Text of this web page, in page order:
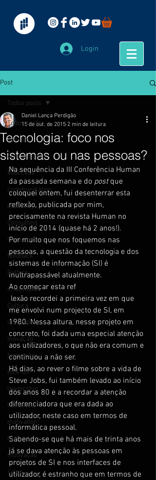
Login
Post
Todos posts
#people
comunicação
#success
communication
creativity
consulting
consultoria
feedback
Culture
criatividade
Cultura
innovation
inovação
formação
Kick-off
leadership
liderança
motivation
NLP
motivação
sales
Todos posts
Tecnologia: foco nos
sistemas ou nas pessoas?
Daniel Lança Perdigão
15 de out. de 2015 2 min de leitura
Na sequência da III Conferência Human
da passada semana e do post que
coloquei ontem, fui desenterrar esta
reflexão, publicada por mim,
precisamente na revista Human no
início de 2014 (quase há 2 anos!).
Por muito que nos foquemos nas
pessoas, a questão da tecnologia e dos
sistemas de informação (SI) é
inultrapassável atualmente.
Ao começar esta ref
me envolvi num projecto de SI, em
1980. Nessa altura, nesse projeto em
concreto, foi dada uma especial atenção
aos utilizadores, o que não era comum e
continuou a não ser.
Há dias, ao rever o filme sobre a vida de
Steve Jobs, fui também levado ao início
dos anos 80 e a recordar a atenção
diferenciadora que era dada ao
utilizador, neste caso em termos de
informática pessoal.
Sabendo-se que há mais de trinta anos
já se dava atenção às pessoas em
projetos de SI e nos interfaces de
utilizador, é estranho que em termos de